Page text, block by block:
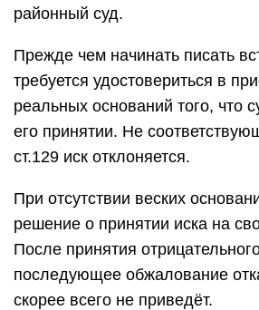
районный суд.
Прежде чем начинать писать
требуется удостовериться в
реальных оснований того, что
его принятии. Не
ст.129 иск отклоняется.
При отсутствии веских
решение о принятии иска на
После принятия
последующее обжалование
скорее всего не приведёт.